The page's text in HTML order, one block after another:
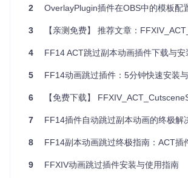
现代感设计：采用Material Design，呈现
高度配置：无需Notepad，直接在设置窗
自定义CSS：对界面不满意？打开
多语言支持：已支持韩语和英语，并可以
Kagerou致力于不断改进，开发者欢迎反馈
以自由地使用、修改和分享这个项目。
如果你是FF14的爱好者，想要一个既美观又
2 OverlayPlugin插件在OBS中的模板配
3 【亲测免费】 推荐文章：FFXIV_ACT_CutsceneSkip - FF14
4 FF14 ACT跳过副本动画插件下载与安
5 FF14动画跳过插件：5分钟快速安装
6 【免费下载】 FFXIV_ACT_CutsceneSkip：一键跳过
7 FF14插件自动跳过副本动画的终极解
8 FF14副本动画跳过终极指南：ACT插件快
9 FFXIV动画跳过插件安装与使用指南